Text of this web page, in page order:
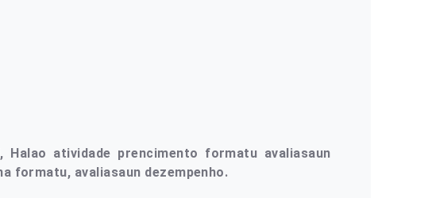
atividade prencimento formatu avaliasaun
formatu, avaliasaun dezempenho.